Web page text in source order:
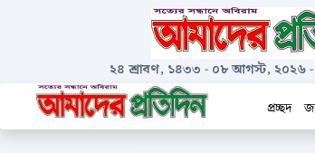
২৪ শ্রাবণ, ১৪৩৩ - ০৮ আগস্ট, ২০২৬-
প্রচ্ছদ